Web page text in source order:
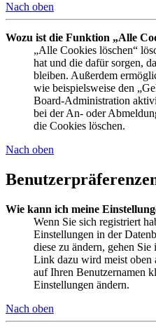
Nach oben
Wozu ist die Funktion „Alle
„Alle Cookies löschen“
hat und die dafür sorgen,
bleiben. Außerdem
wie beispielsweise den
Board-Administration
bei der An- oder
die Cookies löschen.
Nach oben
Wie kann ich meine
Wenn Sie sich registriert
Einstellungen in der
diese zu ändern, gehen
Link dazu wird meist oben
auf Ihren Benutzernamen
Einstellungen ändern.
Nach oben